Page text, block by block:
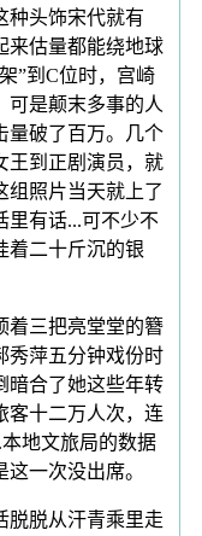
种头饰宋代就有
来估量都能绕地球
”到C位时，宫崎
可是颠末多事的人
量破了百万。几个
王到正剧演员，就
组照片当天就上了
里有话...可不少不
着二十斤沉的银
三把亮堂堂的簪
秀萍五分钟戏份时
暗合了她这些年转
客十二万人次，连
地文旅局的数据
一次没出席。
脱从汗青乘里走